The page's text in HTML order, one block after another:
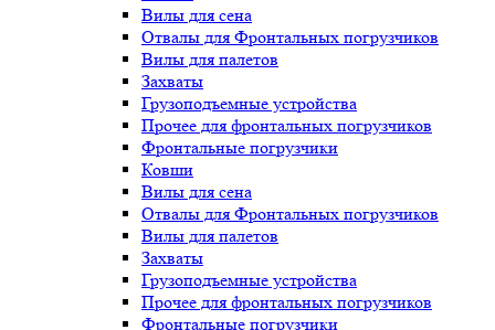
Вилы для сена
Отвалы для Фронтальных погрузчиков
Вилы для палетов
Захваты
Грузоподъемные устройства
Прочее для фронтальных погрузчиков
Фронтальные погрузчики
Ковши
Вилы для сена
Отвалы для Фронтальных погрузчиков
Вилы для палетов
Захваты
Грузоподъемные устройства
Прочее для фронтальных погрузчиков
Фронтальные погрузчики